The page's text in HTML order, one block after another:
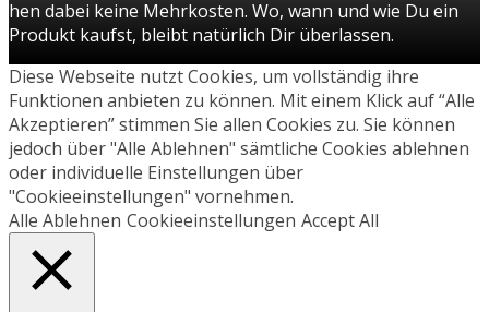
hen dabei keine Mehrkosten. Wo, wann und wie Du ein
Produkt kaufst, bleibt natürlich Dir überlassen.
Diese Webseite nutzt Cookies, um vollständig ihre
Funktionen anbieten zu können. Mit einem Klick auf “Alle
Akzeptieren” stimmen Sie allen Cookies zu. Sie können
jedoch über "Alle Ablehnen" sämtliche Cookies ablehnen
oder individuelle Einstellungen über
"Cookieeinstellungen" vornehmen.
Alle Ablehnen Cookieeinstellungen Accept All